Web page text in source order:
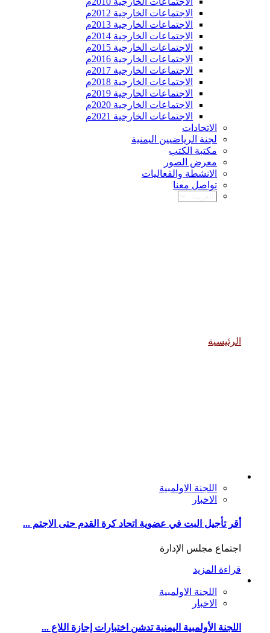
الاجتماعات الخارجية 2012م
الاجتماعات الخارجية 2013م
الاجتماعات الخارجية 2014م
الاجتماعات الخارجية 2015م
الاجتماعات الخارجية 2016م
الاجتماعات الخارجية 2017م
الاجتماعات الخارجية 2018م
الاجتماعات الخارجية 2019م
الاجتماعات الخارجية 2020م
الاجتماعات الخارجية 2021م
الاتحادات
لجنة الرياضيين اليمنية
مكتبة الكتب
معرض الصور
الانشطة والفعاليات
تواصل معنا
الرئيسية
اللجنة الاولمبية
الاخبار
أقر تأجيل البت في عضوية اتحاد كرة القدم حتى الاجتم ...
اجتماع مجلس الإدارة
قراءة المزيد
اللجنة الاولمبية
الاخبار
اللجنة الأولمبية اليمنية تدشن اختبارات إجازة اللاع ...